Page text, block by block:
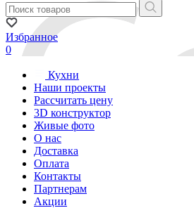
Избранное
0
Кухни
Наши проекты
Рассчитать цену
3D конструктор
Живые фото
О нас
Доставка
Оплата
Контакты
Партнерам
Акции